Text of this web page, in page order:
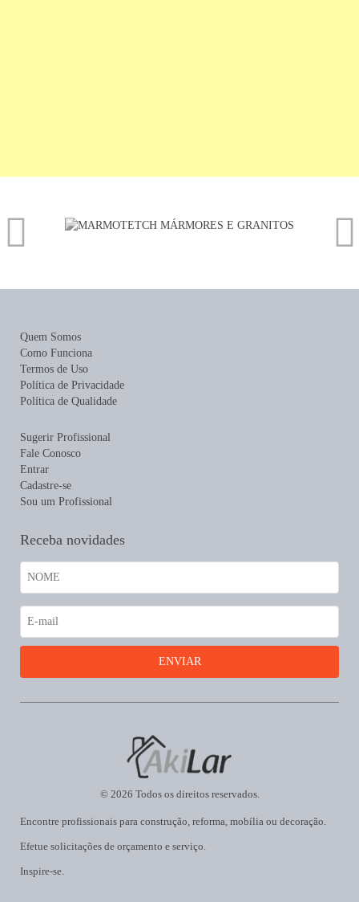
Quem Somos
Como Funciona
Termos de Uso
Política de Privacidade
Política de Qualidade
Sugerir Profissional
Fale Conosco
Entrar
Cadastre-se
Sou um Profissional
Receba novidades
Encontre profissionais para construção, reforma, mobília ou decoração.
Efetue solicitações de orçamento e serviço.
Inspire-se.
© 2026 Todos os direitos reservados.